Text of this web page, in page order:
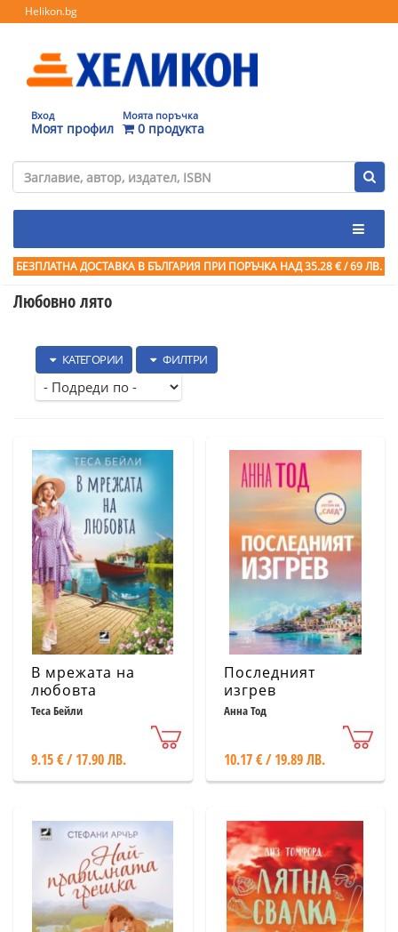
Helikon.bg
Вход
Моят профил
Моята поръчка
0 продукта
БЕЗПЛАТНА ДОСТАВКА В БЪЛГАРИЯ ПРИ ПОРЪЧКА НАД 35.28 € / 69 ЛВ.
Любовно лято
КАТЕГОРИИ ФИЛТРИ
В мрежата на
любовта
Теса Бейли
9.15 € / 17.90 ЛВ.
Последният
изгрев
Анна Тод
10.17 € / 19.89 ЛВ.